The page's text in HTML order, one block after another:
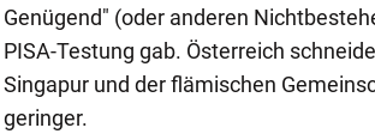
Genügend" (oder anderen
PISA-Testung gab. Österreich
Singapur und der flämischen
geringer.